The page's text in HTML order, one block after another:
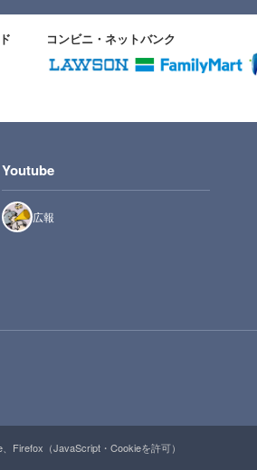
コンビニ・ネットバンク
Youtube
広報
Firefox（JavaScript・Cookieを許可）